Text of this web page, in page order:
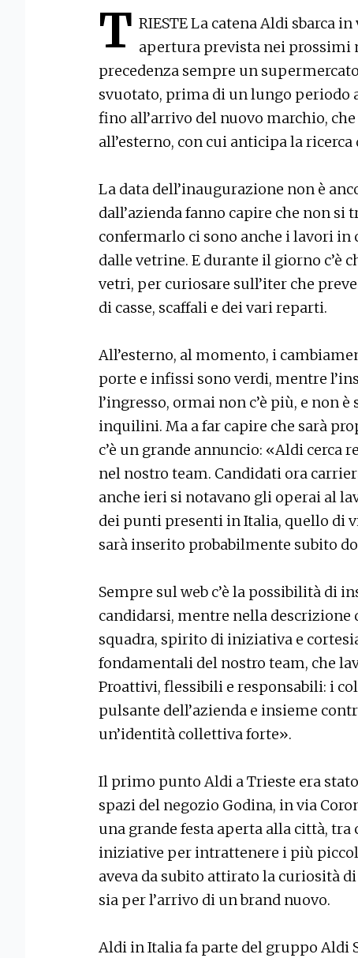
T RIESTE La catena Aldi sbarca
apertura prevista nei prossimi
precedenza sempre un
svuotato, prima di un lungo periodo
fino all’arrivo del nuovo marchio,
all’esterno, con cui anticipa la
La data dell’inaugurazione non è
dall’azienda fanno capire che non
confermarlo ci sono anche i lavori in
dalle vetrine. E durante il giorno c’è
vetri, per curiosare sull’iter che
di casse, scaffali e dei vari reparti.
All’esterno, al momento, i
porte e infissi sono verdi, mentre
l’ingresso, ormai non c’è più, e non
inquilini. Ma a far capire che sarà
c’è un grande annuncio: «Aldi cerca
nel nostro team. Candidati ora
anche ieri si notavano gli operai al
dei punti presenti in Italia, quello di
sarà inserito probabilmente subito
Sempre sul web c’è la possibilità di
candidarsi, mentre nella descrizione
squadra, spirito di iniziativa e
fondamentali del nostro team, che
Proattivi, flessibili e responsabili: i
pulsante dell’azienda e insieme
un’identità collettiva forte».
Il primo punto Aldi a Trieste era
spazi del negozio Godina, in via
una grande festa aperta alla città,
iniziative per intrattenere i più
aveva da subito attirato la curiosità
sia per l’arrivo di un brand nuovo.
Aldi in Italia fa parte del gruppo Aldi